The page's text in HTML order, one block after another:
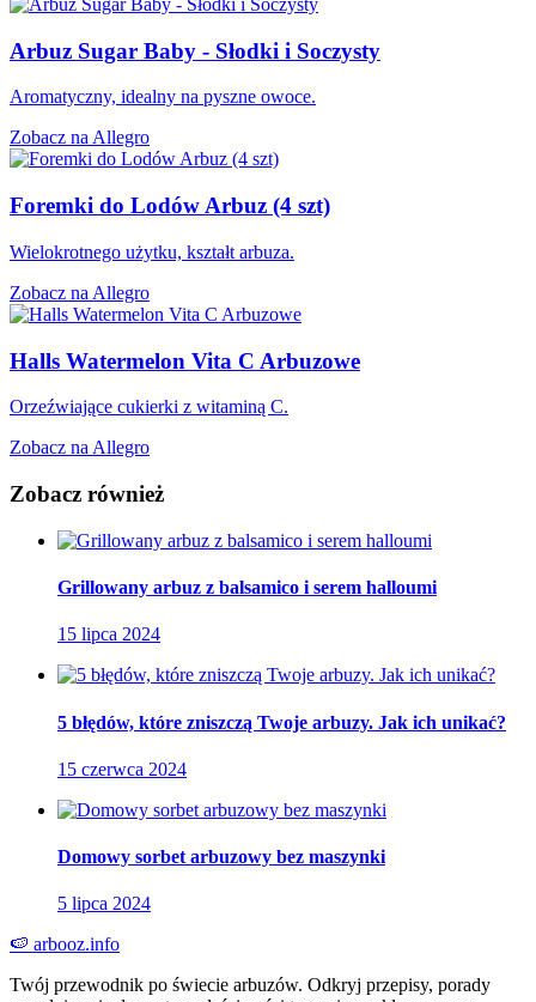
Arbuz Sugar Baby - Słodki i Soczysty
Aromatyczny, idealny na pyszne owoce.
Zobacz na Allegro
Foremki do Lodów Arbuz (4 szt)
Wielokrotnego użytku, kształt arbuza.
Zobacz na Allegro
Halls Watermelon Vita C Arbuzowe
Orzeźwiające cukierki z witaminą C.
Zobacz na Allegro
Zobacz również
Grillowany arbuz z balsamico i serem halloumi
15 lipca 2024
5 błędów, które zniszczą Twoje arbuzy. Jak ich unikać?
15 czerwca 2024
Domowy sorbet arbuzowy bez maszynki
5 lipca 2024
🍉 arbooz.info
Twój przewodnik po świecie arbuzów. Odkryj przepisy, porady